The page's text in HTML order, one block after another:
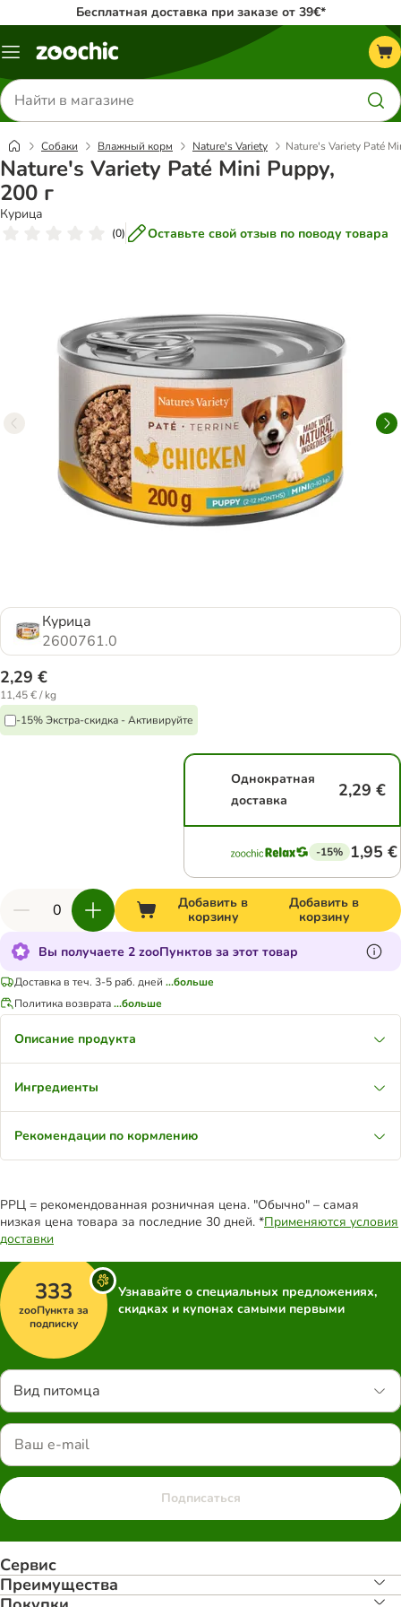
Бесплатная доставка при заказе от 39€*
Каталог
Поиск
товаров
Собаки Влажный корм Nature's Variety Nature's Variety Paté
Nature's Variety Paté Mini Puppy,
200 г
Курица
(0) Оставьте свой отзыв по поводу товара
Курица
2600761.0
2,29 €
11,45 € / kg
-15% Экстра-скидка - Активируйте
Однократная
доставка
2,29 €
-15% 1,95 €
Добавить в
корзину
Добавить в
корзину
Вы получаете 2 zooПунктов за этот товар
Доставка в теч. 3-5 раб. дней ...больше
Политика возврата...больше
Описание продукта
Ингредиенты
Рекомендации по кормлению
РРЦ = рекомендованная розничная цена. "Обычно" – самая
низкая цена товара за последние 30 дней. *Применяются условия
доставки
333
zooПункта за
подписку
Узнавайте о специальных предложениях,
скидках и купонах самыми первыми
Вид питомца
Подписаться
Сервис
Преимуществa